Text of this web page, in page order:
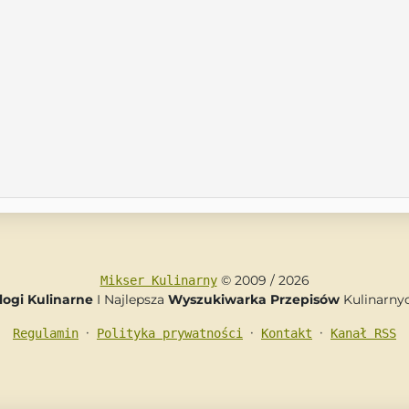
Mikser Kulinarny© 2009 / 2026
Kulinarne I Najlepsza Wyszukiwarka Przepisów
Regulamin • Polityka prywatności • Kontakt • Kanał RSS